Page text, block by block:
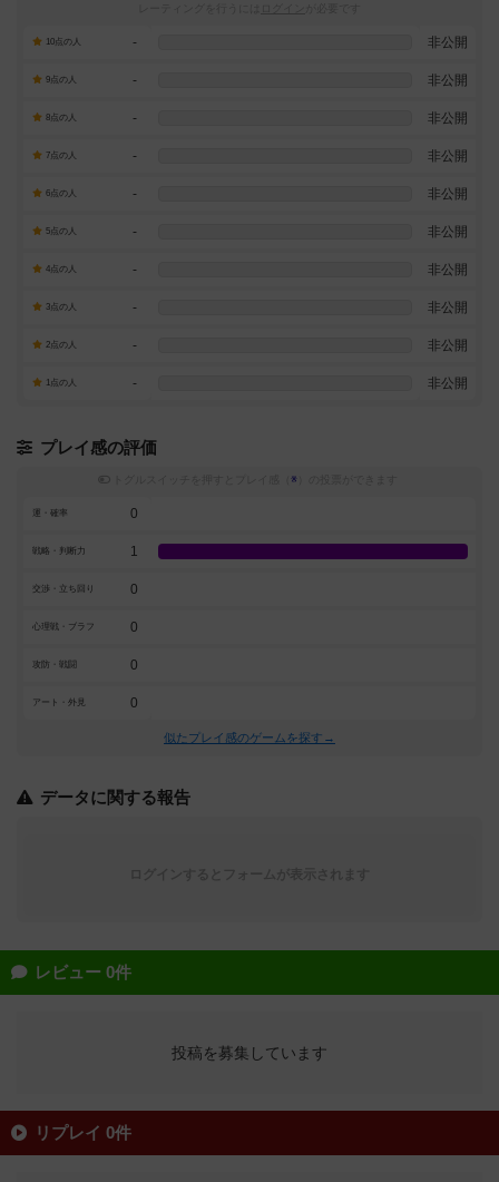
10点の人 - 非公開
9点の人 - 非公開
8点の人 - 非公開
7点の人 - 非公開
6点の人 - 非公開
5点の人 - 非公開
4点の人 - 非公開
3点の人 - 非公開
2点の人 - 非公開
1点の人 - 非公開
プレイ感の評価
※
運・確率 0
戦略・判断力 1
交渉・立ち回り 0
心理戦・ブラフ 0
攻防・戦闘 0
アート・外見 0
似たプレイ感のゲームを探す→
データに関する報告
レビュー 0件
投稿を募集しています
リプレイ 0件